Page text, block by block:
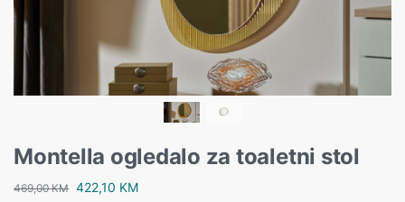
Montella ogledalo za toaletni stol
469,00KM 422,10 KM